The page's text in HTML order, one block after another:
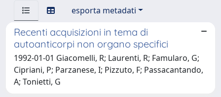
esporta metadati
Recenti acquisizioni in tema di
autoanticorpi non organo specifici
1992-01-01 Giacomelli, R; Laurenti, R; Famularo, G;
Cipriani, P; Parzanese, I; Pizzuto, F; Passacantando,
A; Tonietti, G